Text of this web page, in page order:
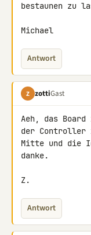
bestaunen zu
Michael
Antwort
Z zottiGast
Aeh, das
der Controller
Mitte und die
danke.
Z.
Antwort